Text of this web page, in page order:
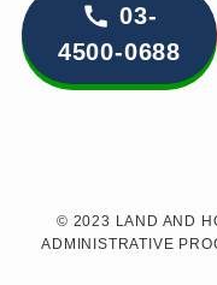
03-
4500-0688
© 2023 LAND AND
ADMINISTRATIVE